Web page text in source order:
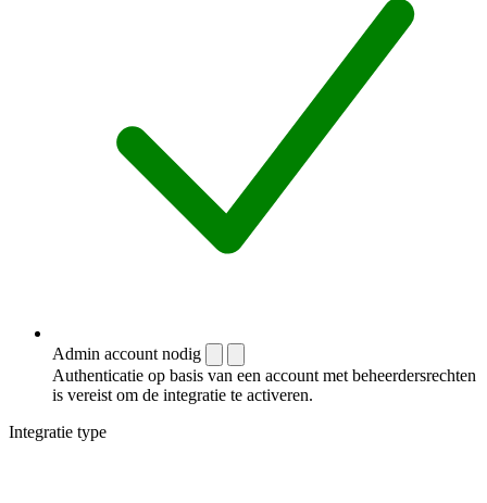
Admin account nodig
Authenticatie op basis van een account met beheerdersrechten
is vereist om de integratie te activeren.
Integratie type